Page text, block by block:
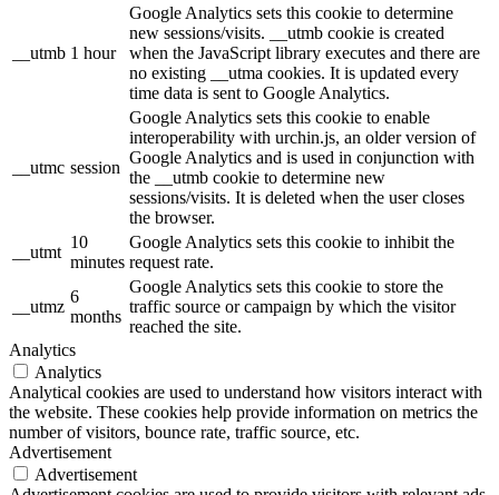
__utmb 1 hour
Google Analytics sets this cookie to determine
new sessions/visits. __utmb cookie is created
when the JavaScript library executes and there are
no existing __utma cookies. It is updated every
time data is sent to Google Analytics.
__utmc session
Google Analytics sets this cookie to enable
interoperability with urchin.js, an older version of
Google Analytics and is used in conjunction with
the __utmb cookie to determine new
sessions/visits. It is deleted when the user closes
the browser.
__utmt
10
minutes
Google Analytics sets this cookie to inhibit the
request rate.
__utmz
6
months
Google Analytics sets this cookie to store the
traffic source or campaign by which the visitor
reached the site.
Analytics
Analytics
Analytical cookies are used to understand how visitors interact with
the website. These cookies help provide information on metrics the
number of visitors, bounce rate, traffic source, etc.
Advertisement
Advertisement